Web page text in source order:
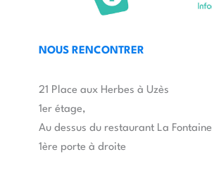
NOUS RENCONTRER
21 Place aux Herbes à Uzès
1er étage,
Au dessus du restaurant La Fontaine
1ère porte à droite